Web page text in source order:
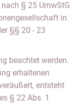
§ 25 UmwStG
in
§§ 20 - 23
beachtet werden.
erhaltenen
entsteht
§ 22 Abs. 1